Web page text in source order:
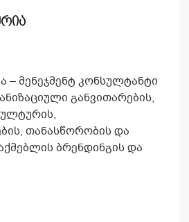
– მენეჯმენტ კონსულტანტი
განვითარების,
თანასწორობის და
ბრენდინგის და